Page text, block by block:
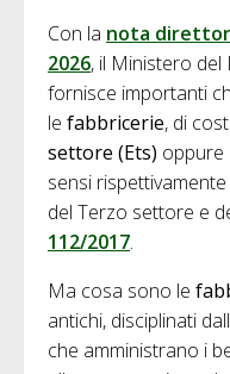
Con la nota
2026, il Ministero
fornisce importanti
le fabbricerie, di
settore (Ets) oppure
sensi rispettivamente
del Terzo settore e
112/2017.
Ma cosa sono le
antichi, disciplinati
che amministrano i